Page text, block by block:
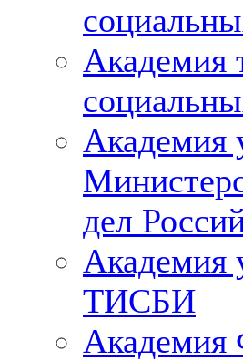
Академия
Академия
дел
Академия
ТИСБИ
Академия